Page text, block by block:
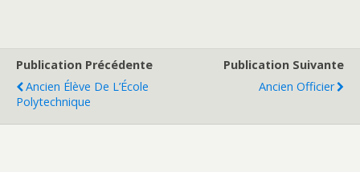
Publication Précédente
Ancien Élève De L’École
Polytechnique
Publication Suivante
Ancien Officier